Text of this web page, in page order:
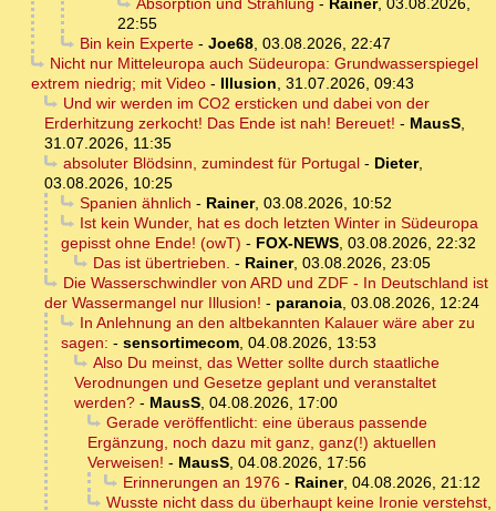
Absorption und Strahlung - Rainer, 03.08.2026,
22:55
Bin kein Experte- Joe68, 03.08.2026, 22:47
Nicht nur Mitteleuropa auch Südeuropa: Grundwasserspiegel
extrem niedrig; mit Video - Illusion, 31.07.2026, 09:43
Und wir werden im CO2 ersticken und dabei von der
Erderhitzung zerkocht! Das Ende ist nah! Bereuet! - MausS,
31.07.2026, 11:35
absoluter Blödsinn, zumindest für Portugal- Dieter,
03.08.2026, 10:25
Spanien ähnlich - Rainer, 03.08.2026, 10:52
Ist kein Wunder, hat es doch letzten Winter in Südeuropa
gepisst ohne Ende! (owT) - FOX-NEWS, 03.08.2026, 22:32
Das ist übertrieben. - Rainer, 03.08.2026, 23:05
Die Wasserschwindler von ARD und ZDF - In Deutschland ist
der Wassermangel nur Illusion! - paranoia, 03.08.2026, 12:24
In Anlehnung an den altbekannten Kalauer wäre aber zu
sagen: - sensortimecom, 04.08.2026, 13:53
Also Du meinst, das Wetter sollte durch staatliche
Verodnungen und Gesetze geplant und veranstaltet
werden? - MausS, 04.08.2026, 17:00
Gerade veröffentlicht: eine überaus passende
Ergänzung, noch dazu mit ganz, ganz(!) aktuellen
Verweisen! - MausS, 04.08.2026, 17:56
Erinnerungen an 1976- Rainer, 04.08.2026, 21:12
Wusste nicht dass du überhaupt keine Ironie verstehst,